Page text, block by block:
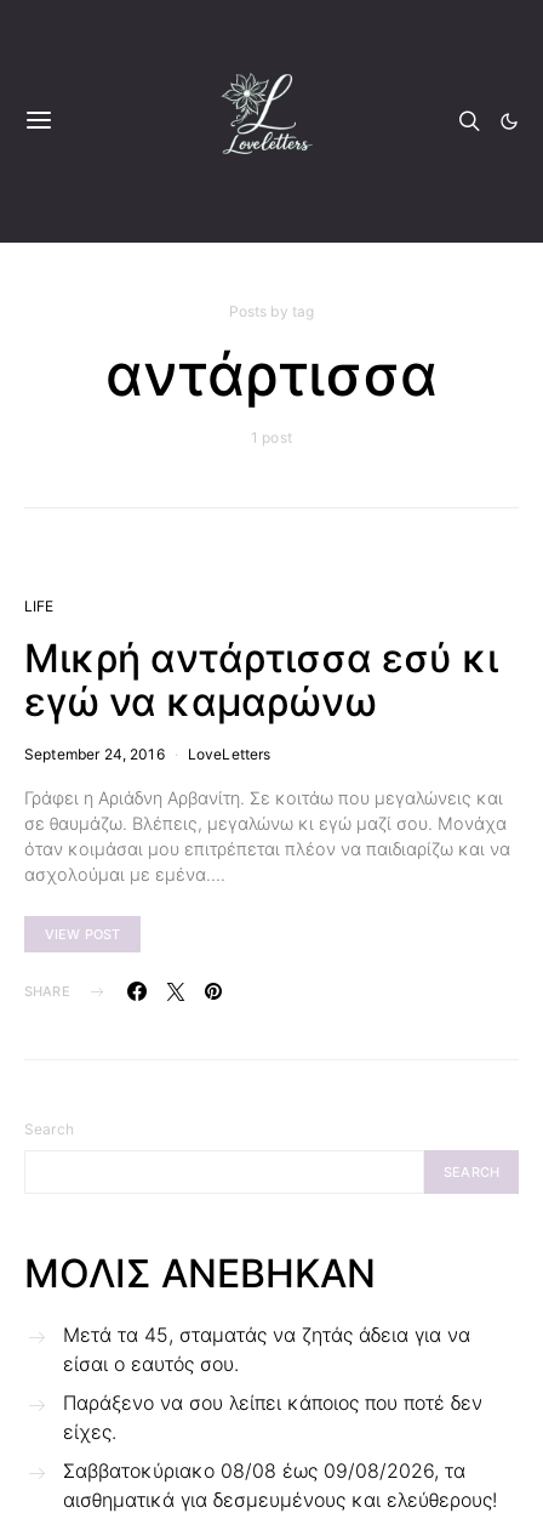
Posts by tag
αντάρτισσα
1 post
LIFE
Μικρή αντάρτισσα εσύ κι
εγώ να καμαρώνω
September 24, 2016 LoveLetters
Γράφει η Αριάδνη Αρβανίτη. Σε κοιτάω που μεγαλώνεις και
σε θαυμάζω. Βλέπεις, μεγαλώνω κι εγώ μαζί σου. Μονάχα
όταν κοιμάσαι μου επιτρέπεται πλέον να παιδιαρίζω και να
ασχολούμαι με εμένα.…
VIEW POST
SHARE
Search
SEARCH
ΜΟΛΙΣ ΑΝΕΒΗΚΑΝ
Μετά τα 45, σταματάς να ζητάς άδεια για να
είσαι ο εαυτός σου.
Παράξενο να σου λείπει κάποιος που ποτέ δεν
είχες.
Σαββατοκύριακο 08/08 έως 09/08/2026, τα
αισθηματικά για δεσμευμένους και ελεύθερους!